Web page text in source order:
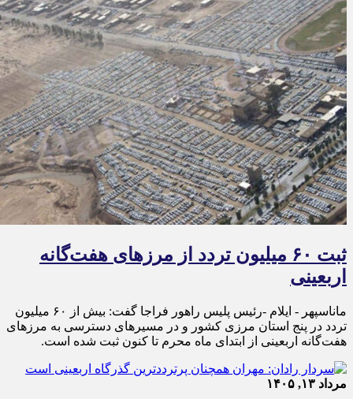
ثبت ۶۰ میلیون تردد از مرزهای هفت‌گانه
اربعینی
ماناسپهر - ایلام -رئیس پلیس راهور فراجا گفت: بیش از ۶۰ میلیون
تردد در پنج استان مرزی کشور و در مسیرهای دسترسی به مرزهای
هفت‌گانه اربعینی از ابتدای ماه محرم تا کنون ثبت شده است.
مرداد ۱۳, ۱۴۰۵